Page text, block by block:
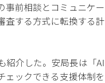
事前相談とコミュニケー
査する方式に転換する計
紹介した。安局長は「AI
ェックできる支援体制を